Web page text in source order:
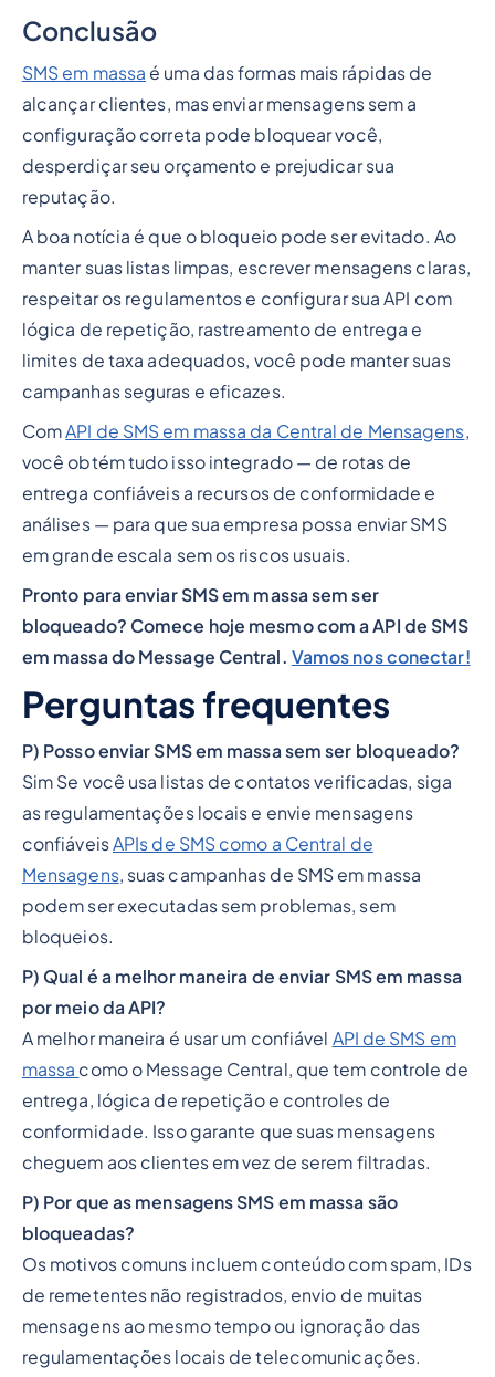
Conclusão
SMS em massa é uma das formas mais rápidas de
alcançar clientes, mas enviar mensagens sem a
configuração correta pode bloquear você,
desperdiçar seu orçamento e prejudicar sua
reputação.
A boa notícia é que o bloqueio pode ser evitado. Ao
manter suas listas limpas, escrever mensagens claras,
respeitar os regulamentos e configurar sua API com
lógica de repetição, rastreamento de entrega e
limites de taxa adequados, você pode manter suas
campanhas seguras e eficazes.
ComAPI de SMS em massa da Central de Mensagens,
você obtém tudo isso integrado — de rotas de
entrega confiáveis a recursos de conformidade e
análises — para que sua empresa possa enviar SMS
em grande escala sem os riscos usuais.
Pronto para enviar SMS em massa sem ser
bloqueado? Comece hoje mesmo com a API de SMS
em massa do Message Central. Vamos nos conectar!
Perguntas frequentes
P) Posso enviar SMS em massa sem ser bloqueado?
Sim Se você usa listas de contatos verificadas, siga
as regulamentações locais e envie mensagens
confiáveisAPIs de SMS como a Central de
Mensagens, suas campanhas de SMS em massa
podem ser executadas sem problemas, sem
bloqueios.
P) Qual é a melhor maneira de enviar SMS em massa
por meio da API?
A melhor maneira é usar um confiável API de SMS em
massa como o Message Central, que tem controle de
entrega, lógica de repetição e controles de
conformidade. Isso garante que suas mensagens
cheguem aos clientes em vez de serem filtradas.
P) Por que as mensagens SMS em massa são
bloqueadas?
Os motivos comuns incluem conteúdo com spam, IDs
de remetentes não registrados, envio de muitas
mensagens ao mesmo tempo ou ignoração das
regulamentações locais de telecomunicações.